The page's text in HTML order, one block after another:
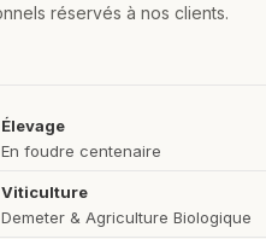
Élevage
En foudre centenaire
Viticulture
Demeter & Agriculture Biologique
réservés à nos clients.